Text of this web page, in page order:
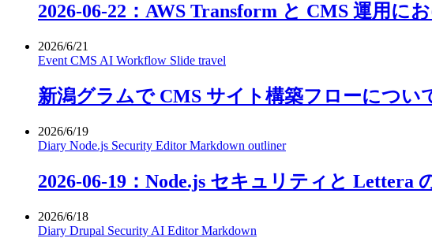
2026-06-22：AWS Transform と CMS 運用に
2026/6/21
Event CMS AI Workflow Slide travel
新潟グラムで CMS サイト構築フローについ
2026/6/19
Diary Node.js Security EditorMarkdown outliner
2026-06-19：Node.js セキュリティと Lettera
2026/6/18
Diary Drupal Security AI EditorMarkdown